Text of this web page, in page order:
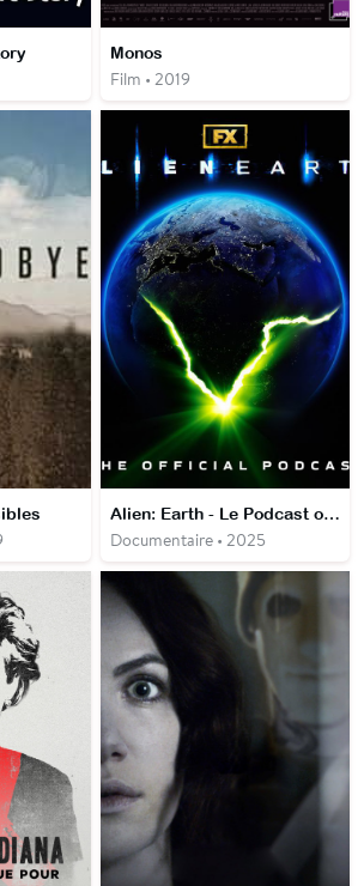
Monos
Film • 2019
Alien: Earth - Le Podcast officiel
Documentaire • 2025